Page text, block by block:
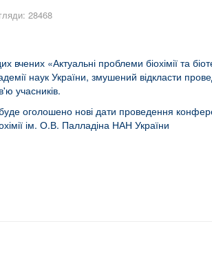
28468
вчених «Актуальні проблеми біохімії та
наук України, змушений відкласти
учасників.
оголошено нові дати проведення
ім. О.В. Палладіна НАН України